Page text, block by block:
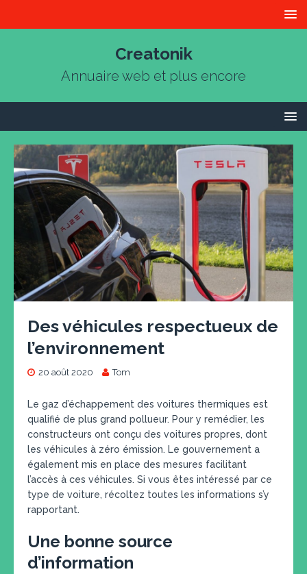
Creatonik
Annuaire web et plus encore
Des véhicules respectueux de
l’environnement
20 août 2020 Tom
Le gaz d’échappement des voitures thermiques est
qualifié de plus grand pollueur. Pour y remédier, les
constructeurs ont conçu des voitures propres, dont
les véhicules à zéro émission. Le gouvernement a
également mis en place des mesures facilitant
l’accès à ces véhicules. Si vous êtes intéressé par ce
type de voiture, récoltez toutes les informations s’y
rapportant.
Une bonne source
d’information